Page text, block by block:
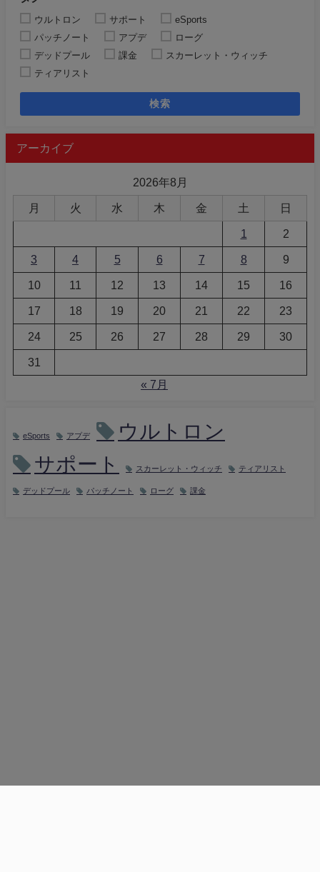
ウルトロン サポート
eSports
パッチノート
アプデ
ローグ
デッドプール
課金
スカーレット・ウィッチ
ティアリスト
検索
アーカイブ
2026年8月
月 火 水 木 金 土 日
1 2
3 4 5 6 7 8 9
10 11 12 13 14 15 16
17 18 19 20 21 22 23
24 25 26 27 28 29 30
31
« 7月
eSports アプデ
ウルトロン
サポート
スカーレット・ウィッチ ティアリスト
デッドプール パッチノート ローグ 課金